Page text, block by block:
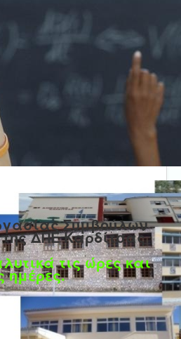
Συμβούλων
ΔΠΕ Καρδίτσας
τις ώρες και
ημέρες.